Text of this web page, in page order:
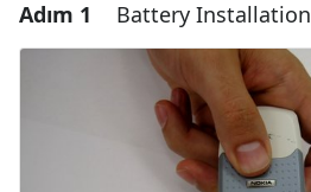
Adım 1 Battery Installation